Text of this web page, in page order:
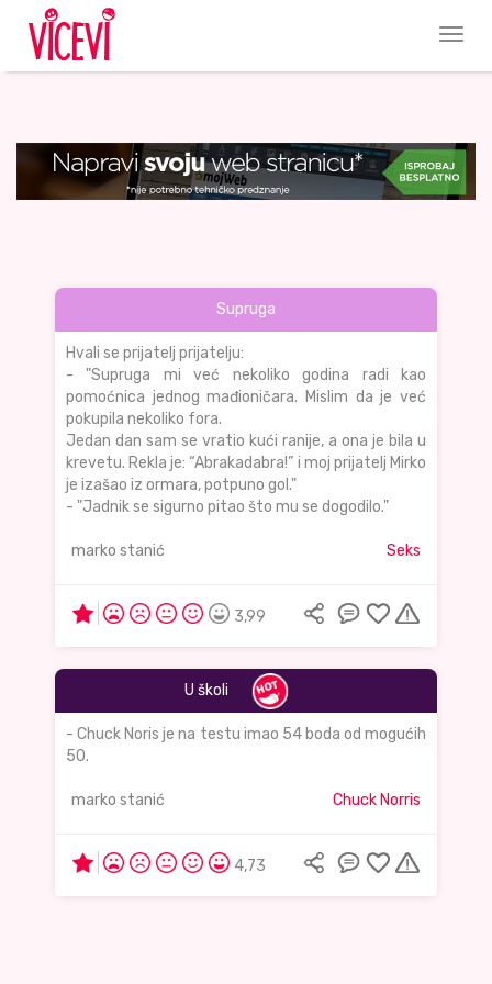
Supruga
Hvali se prijatelj prijatelju:
- "Supruga mi već nekoliko godina radi kao
pomoćnica jednog mađioničara. Mislim da je već
pokupila nekoliko fora.
Jedan dan sam se vratio kući ranije, a ona je bila u
krevetu. Rekla je: “Abrakadabra!” i moj prijatelj Mirko
je izašao iz ormara, potpuno gol."
- "Jadnik se sigurno pitao što mu se dogodilo."
marko stanić Seks
3,99
U školi
- Chuck Noris je na testu imao 54 boda od mogućih
50.
marko stanić Chuck Norris
4,73